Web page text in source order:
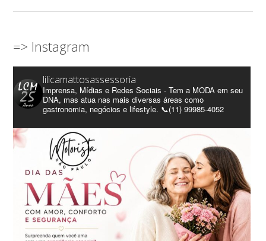
=> Instagram
lilicamattosassessoria
Imprensa, Mídias e Redes Sociais - Tem a MODA em seu
DNA, mas atua nas mais diversas áreas como
gastronomia, negócios e lifestyle. 📞(11) 99985-4052